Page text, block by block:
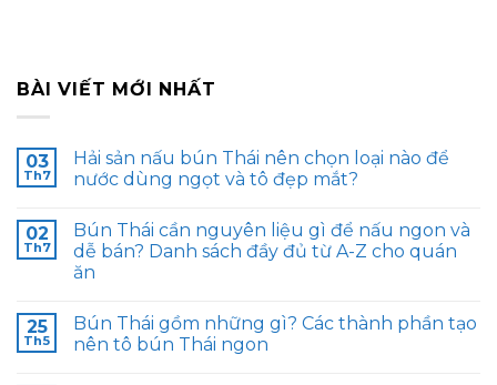
BÀI VIẾT MỚI NHẤT
03
Th7
Hải sản nấu bún Thái nên chọn loại nào để
nước dùng ngọt và tô đẹp mắt?
02
Th7
Bún Thái cần nguyên liệu gì để nấu ngon và
dễ bán? Danh sách đầy đủ từ A-Z cho quán
ăn
25
Th5
Bún Thái gồm những gì? Các thành phần tạo
nên tô bún Thái ngon